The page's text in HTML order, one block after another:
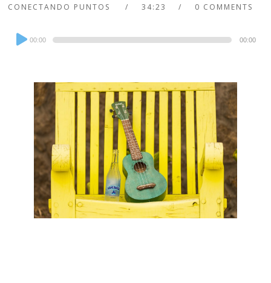
CONECTANDO PUNTOS
34:23 0 COMMENTS
Audio
Player
00:00 00:00